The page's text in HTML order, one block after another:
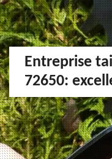
Entreprise
72650: